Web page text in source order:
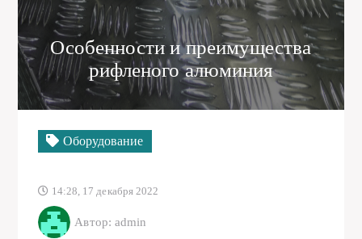
Особенности и преимущества
рифленого алюминия
Оборудование
14:28, 17 декабря 2022
Автор: admin